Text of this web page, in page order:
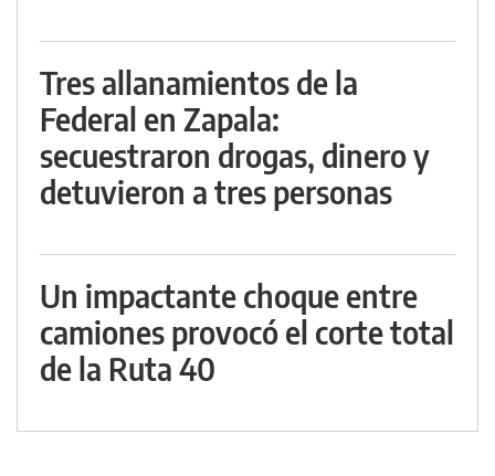
Tres allanamientos de la
Federal en Zapala:
secuestraron drogas, dinero y
detuvieron a tres personas
Un impactante choque entre
camiones provocó el corte total
de la Ruta 40